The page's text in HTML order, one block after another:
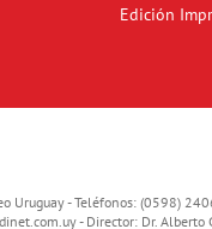
Edición
Uruguay - Teléfonos: (0598)
- Director: Dr. Alberto